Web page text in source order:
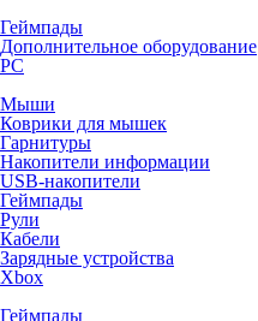
Геймпады
Дополнительное оборудование
PC
Мыши
Коврики для мышек
Гарнитуры
Накопители информации
USB-накопители
Геймпады
Рули
Кабели
Зарядные устройства
Xbox
Геймпады